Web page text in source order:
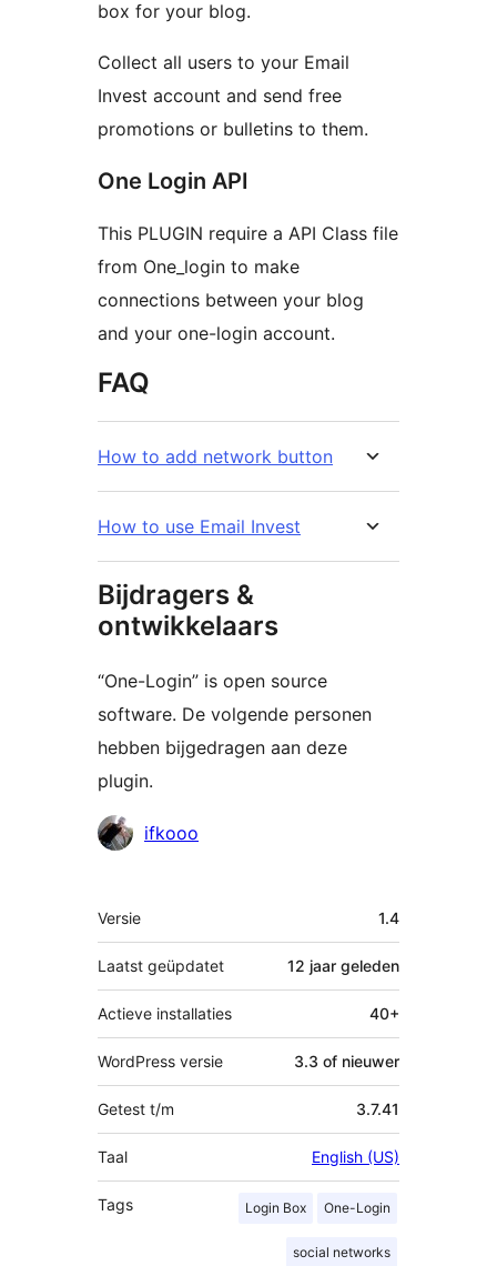
box for your blog.
Collect all users to your Email
Invest account and send free
promotions or bulletins to them.
One Login API
This PLUGIN require a API Class file
from One_login to make
connections between your blog
and your one-login account.
FAQ
How to add network button
How to use Email Invest
Bijdragers &
ontwikkelaars
“One-Login” is open source
software. De volgende personen
hebben bijgedragen aan deze
plugin.
Bijdragers
ifkooo
Meta
Versie 1.4
Laatst geüpdatet 12 jaar geleden
Actieve installaties 40+
WordPress versie 3.3 of nieuwer
Getest t/m 3.7.41
Taal English (US)
Tags Login Box One-Login
social networks